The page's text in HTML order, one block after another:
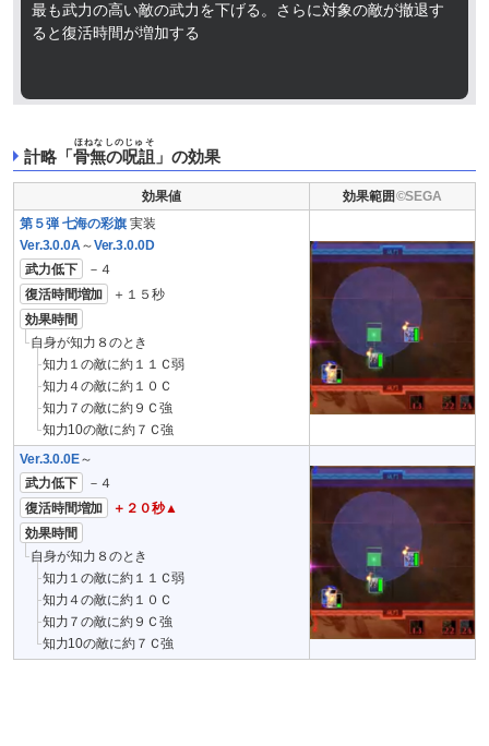
最も武力の高い敵の武力を下げる。さらに対象の敵が撤退す
ると復活時間が増加する
計略「 骨無の呪詛
ほねなしのじゅそ
」の効果
効果値
効果範囲
第５弾 七海の彩旗実装
Ver.3.0.0A ～Ver.3.0.0D
武力低下
－４
復活時間増加
＋１５秒
効果時間
自身が知力８のとき
知力１の敵に約１１Ｃ弱
知力４の敵に約１０Ｃ
知力７の敵に約９Ｃ強
知力10の敵に約７Ｃ強
Ver.3.0.0E～
武力低下
－４
復活時間増加
＋２０秒▲
効果時間
自身が知力８のとき
知力１の敵に約１１Ｃ弱
知力４の敵に約１０Ｃ
知力７の敵に約９Ｃ強
知力10の敵に約７Ｃ強